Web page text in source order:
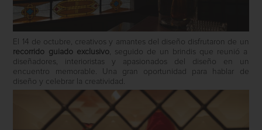
El 14 de octubre, creativos y amantes del diseño disfrutaron de un
recorrido guiado exclusivo, seguido de un brindis que reunió a
diseñadores, interioristas y apasionados del diseño en un
encuentro memorable. Una gran oportunidad para hablar de
diseño y celebrar la creatividad.